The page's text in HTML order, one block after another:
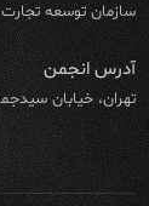
سازمان توسعه تجارت
آدرس انجمن